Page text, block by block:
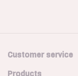
Customer service
Products